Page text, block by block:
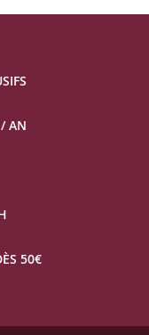
AN
50€